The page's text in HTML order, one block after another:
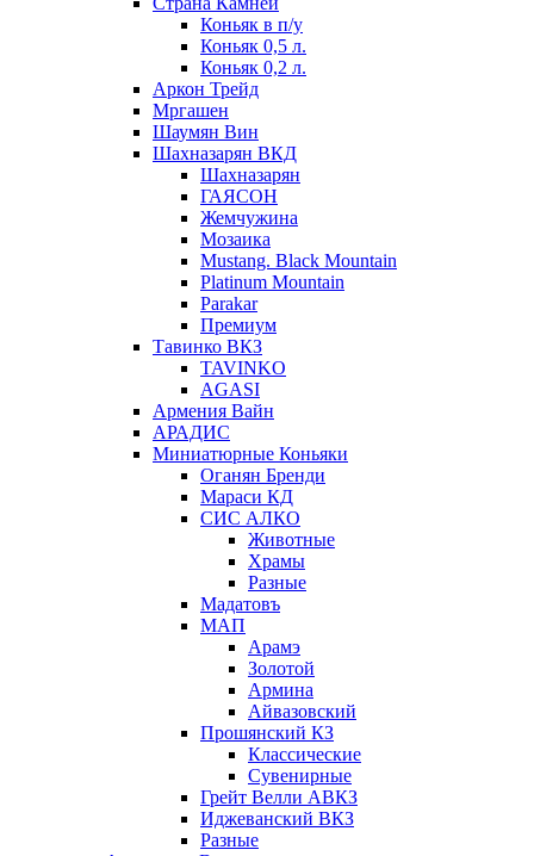
Коньяк в п/у
Коньяк 0,5 л.
Коньяк 0,2 л.
Аркон Трейд
Мргашен
Шаумян Вин
Шахназарян ВКД
Шахназарян
ГАЯСОН
Жемчужина
Мозаика
Mustang. Black Mountain
Platinum Mountain
Parakar
Премиум
Тавинко ВКЗ
TAVINKO
AGASI
Армения Вайн
АРАДИС
Миниатюрные Коньяки
Оганян Бренди
Мараси КД
СИС АЛКО
Животные
Храмы
Разные
Мадатовъ
МАП
Арамэ
Золотой
Армина
Айвазовский
Прошянский КЗ
Классические
Сувенирные
Грейт Велли АВКЗ
Иджеванский ВКЗ
Разные